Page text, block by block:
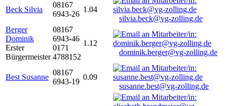
Beck Silvia
08167
6943-26
1.04
silvia.beck@vg-zolling.de
Berger
Dominik
Erster
Bürgermeister
08167
6943-46
0171
4788152
1.12
dominik.berger@vg-zolling.de
Best Susanne
08167
6943-19
0.09
susanne.best@vg-zolling.de